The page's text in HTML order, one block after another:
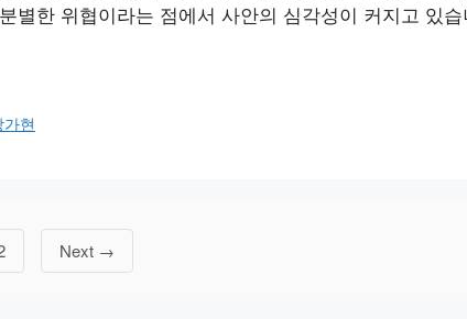
별한 위협이라는 점에서 사안의 심각성이 커지고 있습
가현
Next →